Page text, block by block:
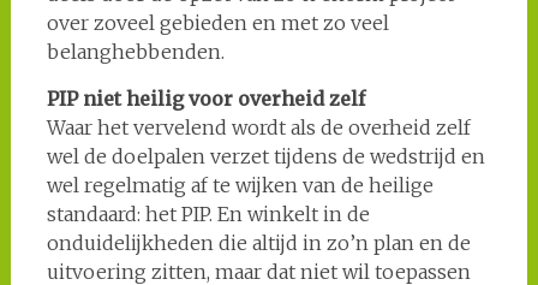
over zoveel gebieden en met zo veel
belanghebbenden.
PIP niet heilig voor overheid zelf
Waar het vervelend wordt als de overheid zelf
wel de doelpalen verzet tijdens de wedstrijd en
wel regelmatig af te wijken van de heilige
standaard: het PIP. En winkelt in de
onduidelijkheden die altijd in zo’n plan en de
uitvoering zitten, maar dat niet wil toepassen